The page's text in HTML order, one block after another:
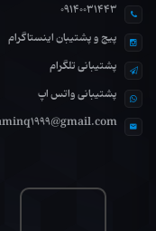
09140031443
پیج و پشتیبان اینستاگرام
پشتیبانی تلگرام
پشتیبانی واتس اپ